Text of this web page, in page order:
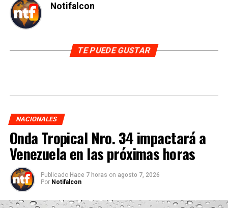
Notifalcon
TE PUEDE GUSTAR
NACIONALES
Onda Tropical Nro. 34 impactará a
Venezuela en las próximas horas
Publicado Hace 7 horas on agosto 7, 2026
Por Notifalcon